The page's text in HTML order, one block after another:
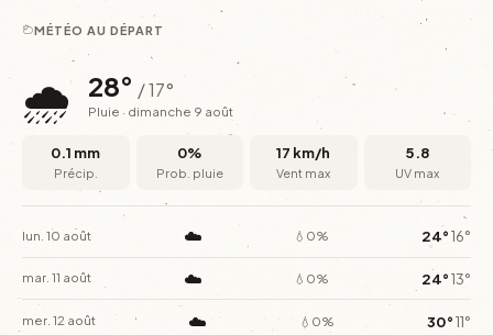
MÉTÉO AU DÉPART
🌧️ 28° / 17°
Pluie · dimanche 9 août
0.1 mm
Précip.
0%
Prob. pluie
17 km/h
Vent max
5.8
UV max
lun. 10 août ☁️ 💧0% 24°16°
mar. 11 août ☁️ 💧0% 24°13°
mer. 12 août ☁️ 💧0% 30°11°